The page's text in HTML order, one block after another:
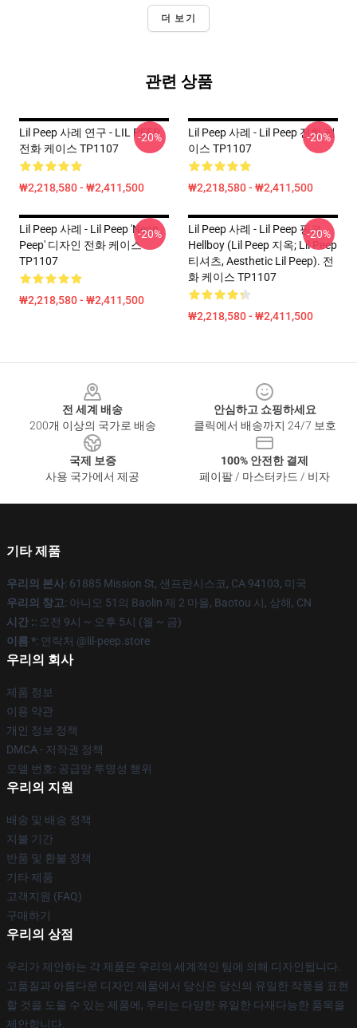
더 보기
관련 상품
Lil Peep 사례 연구 - LIL PEEP
전화 케이스 TP1107
₩2,218,580 - ₩2,411,500
-20%
Lil Peep 사례 - Lil Peep 전화 케
이스 TP1107
₩2,218,580 - ₩2,411,500
-20%
Lil Peep 사례 - Lil Peep 'Neon
Peep' 디자인 전화 케이스
TP1107
₩2,218,580 - ₩2,411,500
-20%
Lil Peep 사례 - Lil Peep 핑크
Hellboy (Lil Peep 지옥; Lil Peep
티셔츠, Aesthetic Lil Peep). 전
화 케이스 TP1107
₩2,218,580 - ₩2,411,500
-20%
전 세계 배송
200개 이상의 국가로 배송
안심하고 쇼핑하세요
클릭에서 배송까지 24/7 보호
국제 보증
사용 국가에서 제공
100% 안전한 결제
페이팔 / 마스터카드 / 비자
기타 제품
우리의 본사: 61885 Mission St, 샌프란시스코, CA 94103, 미국
우리의 창고: 아니오 51의 Baolin 제 2 마을, Baotou 시, 상해, CN
시간 :: 오전 9시 ~ 오후 5시 (월 ~ 금)
이름 *: 연락처 @lil-peep.store
우리의 회사
제품 정보
이용 약관
개인 정보 정책
DMCA - 저작권 정책
모델 번호: 공급망 투명성 행위
우리의 지원
배송 및 배송 정책
지불 기간
반품 및 환불 정책
기타 제품
고객지원 (FAQ)
구매하기
우리의 상점
우리가 제안하는 각 제품은 우리의 세계적인 팀에 의해 디자인됩니다.
고품질과 아름다운 디자인 제품에서 당신은 당신의 유일한 작풍을 표현
할 것을 도울 수 있는 제품에, 우리는 다양한 유일한 다재다능한 품목을
제안합니다.